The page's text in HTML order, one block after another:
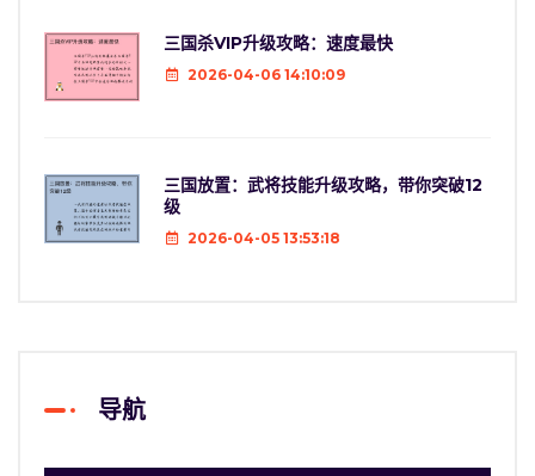
三国杀VIP升级攻略：速度最快
2026-04-06 14:10:09
三国放置：武将技能升级攻略，带你突破12
级
2026-04-05 13:53:18
导航